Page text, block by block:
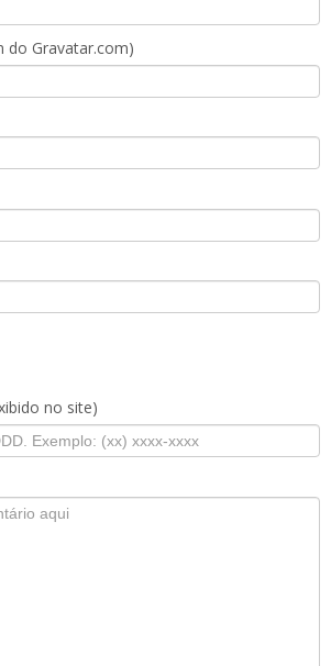
do Gravatar.com)
no site)